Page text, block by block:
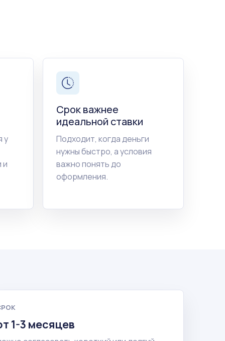
у
и
Срок важнее
идеальной ставки
Подходит, когда деньги
нужны быстро, а условия
важно понять до
оформления.
1-3 месяцев